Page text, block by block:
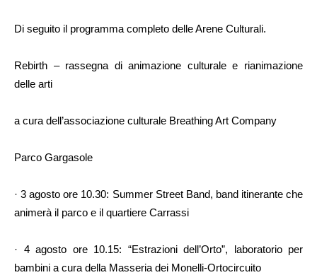
Di seguito il programma completo delle Arene Culturali.
Rebirth – rassegna di animazione culturale e rianimazione
delle arti
a cura dell’associazione culturale Breathing Art Company
Parco Gargasole
· 3 agosto ore 10.30: Summer Street Band, band itinerante che
animerà il parco e il quartiere Carrassi
· 4 agosto ore 10.15: “Estrazioni dell’Orto”, laboratorio per
bambini a cura della Masseria dei Monelli-Ortocircuito